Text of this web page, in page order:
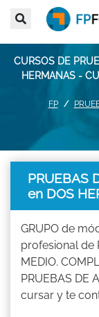
CURSOS DE
HERMANAS -
FP
PRUEBAS
en DOS
GRUPO de
profesional de
MEDIO.
PRUEBAS DE
cursar y te